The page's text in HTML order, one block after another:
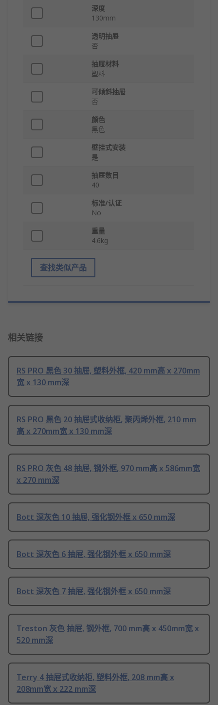
深度
130mm
透明抽屉
否
抽屉材料
塑料
可倾斜抽屉
否
颜色
黑色
壁挂式安装
是
抽屉数目
40
标准/认证
No
重量
4.6kg
查找类似产品
相关链接
RS PRO 黑色 30 抽屉, 塑料外框, 420 mm高 x 270mm
宽 x 130 mm深
RS PRO 黑色 20 抽屉式收纳柜, 聚丙烯外框, 210 mm
高 x 270mm宽 x 130 mm深
RS PRO 灰色 48 抽屉, 钢外框, 970 mm高 x 586mm宽
x 270 mm深
Bott 深灰色 10 抽屉, 强化钢外框 x 650 mm深
Bott 深灰色 6 抽屉, 强化钢外框 x 650 mm深
Bott 深灰色 7 抽屉, 强化钢外框 x 650 mm深
Treston 灰色 抽屉, 钢外框, 700 mm高 x 450mm宽 x
520 mm深
Terry 4 抽屉式收纳柜, 塑料外框, 208 mm高 x
208mm宽 x 222 mm深